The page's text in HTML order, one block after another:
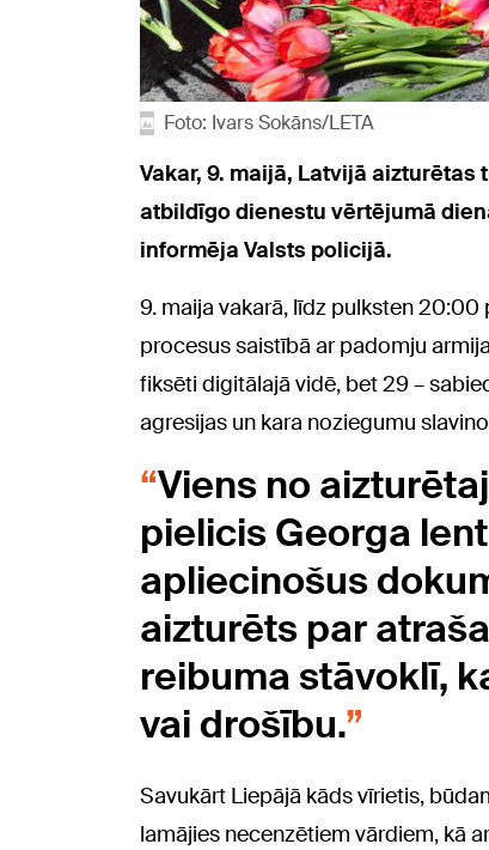
Foto: Ivars Sokāns/LETA
Vakar, 9. maijā, Latvijā
atbildīgo dienestu vērtējumā
informēja Valsts policijā.
9. maija vakarā, līdz pulksten
procesus saistībā ar padomju
fiksēti digitālajā vidē, bet 29 –
agresijas un kara noziegumu
Viens no
pielicis Georga
apliecinošus
aizturēts par
reibuma stāvoklī,
vai drošību.
Savukārt Liepājā kāds vīrietis,
lamājies necenzētiem vārdiem, kā